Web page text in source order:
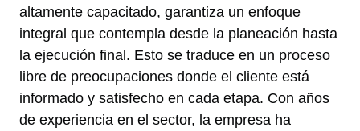
altamente capacitado, garantiza un enfoque
integral que contempla desde la planeación hasta
la ejecución final. Esto se traduce en un proceso
libre de preocupaciones donde el cliente está
informado y satisfecho en cada etapa. Con años
de experiencia en el sector, la empresa ha